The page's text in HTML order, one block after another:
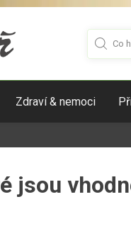
Zdraví & nemoci
jsou